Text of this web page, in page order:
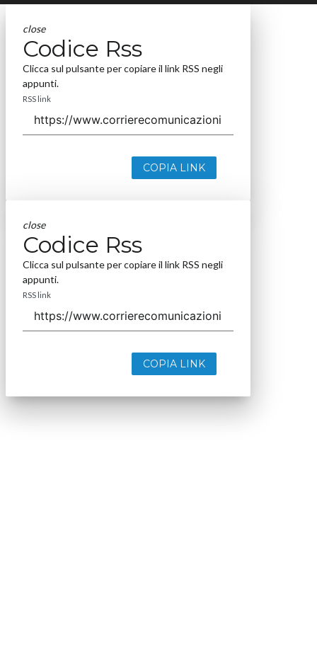
close
Codice Rss
Clicca sul pulsante per copiare il link RSS negli
appunti.
RSS link
COPIA LINK
close
Codice Rss
Clicca sul pulsante per copiare il link RSS negli
appunti.
RSS link
COPIA LINK